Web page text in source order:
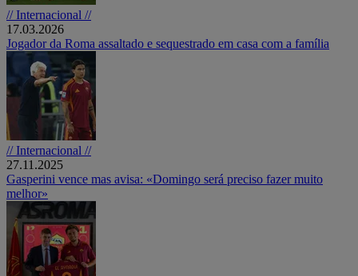
// Internacional //
17.03.2026
Jogador da Roma assaltado e sequestrado em casa com a família
// Internacional //
27.11.2025
Gasperini vence mas avisa: «Domingo será preciso fazer muito
melhor»